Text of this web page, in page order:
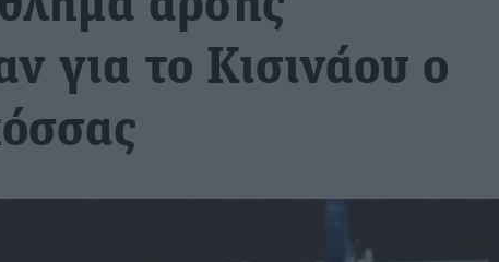
για το Κισινάου ο